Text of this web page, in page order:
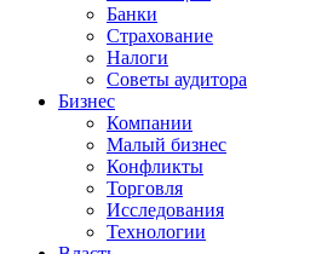
Банки
Страхование
Налоги
Советы аудитора
Бизнес
Компании
Малый бизнес
Конфликты
Торговля
Исследования
Технологии